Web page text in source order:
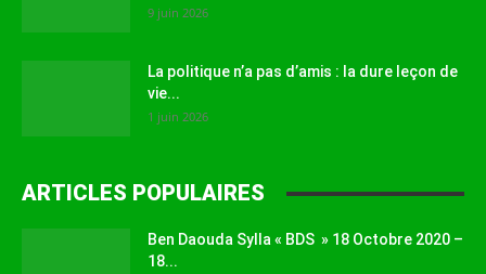
9 juin 2026
La politique n’a pas d’amis : la dure leçon de
vie...
1 juin 2026
ARTICLES POPULAIRES
Ben Daouda Sylla « BDS » 18 Octobre 2020 –
18...